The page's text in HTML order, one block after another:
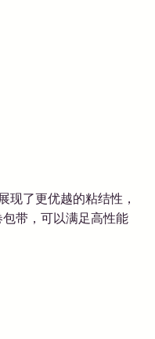
现了更优越的粘结性，
带，可以满足高性能